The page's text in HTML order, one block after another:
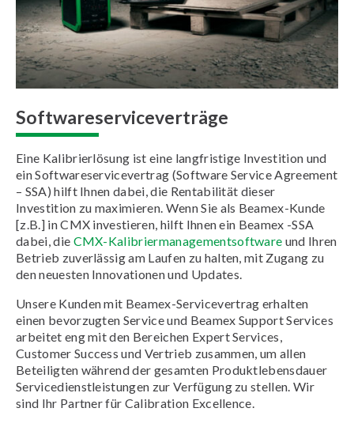
Softwareserviceverträge
Eine Kalibrierlösung ist eine langfristige Investition und
ein Softwareservicevertrag (Software Service Agreement
– SSA) hilft Ihnen dabei, die Rentabilität dieser
Investition zu maximieren. Wenn Sie als Beamex-Kunde
[z.B.] in CMX investieren, hilft Ihnen ein Beamex -SSA
dabei, die CMX-Kalibriermanagementsoftware und Ihren
Betrieb zuverlässig am Laufen zu halten, mit Zugang zu
den neuesten Innovationen und Updates.
Unsere Kunden mit Beamex-Servicevertrag erhalten
einen bevorzugten Service und Beamex Support Services
arbeitet eng mit den Bereichen Expert Services,
Customer Success und Vertrieb zusammen, um allen
Beteiligten während der gesamten Produktlebensdauer
Servicedienstleistungen zur Verfügung zu stellen. Wir
sind Ihr Partner für Calibration Excellence.